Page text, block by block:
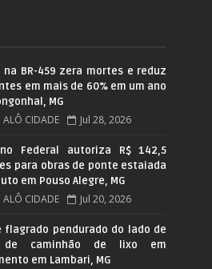
na BR-459 zera mortes e reduz
em mais de 60% em um ano
MG
ALÔ CIDADE Jul 28, 2026
Federal autoriza R$ 142,5
para obras de ponte estaiada
em Pouso Alegre, MG
ALÔ CIDADE Jul 20, 2026
flagrado pendurado do lado de
caminhão de lixo em
em Lambari, MG